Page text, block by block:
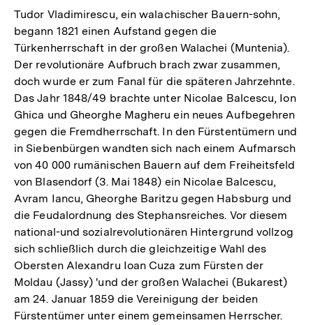
Tudor Vladimirescu, ein walachischer Bauern-sohn,
begann 1821 einen Aufstand gegen die
Türkenherrschaft in der großen Walachei (Muntenia).
Der revolutionäre Aufbruch brach zwar zusammen,
doch wurde er zum Fanal für die späteren Jahrzehnte.
Das Jahr 1848/49 brachte unter Nicolae Balcescu, Ion
Ghica und Gheorghe Magheru ein neues Aufbegehren
gegen die Fremdherrschaft. In den Fürstentümern und
in Siebenbürgen wandten sich nach einem Aufmarsch
von 40 000 rumänischen Bauern auf dem Freiheitsfeld
von Blasendorf (3. Mai 1848) ein Nicolae Balcescu,
Avram Iancu, Gheorghe Baritzu gegen Habsburg und
die Feudalordnung des Stephansreiches. Vor diesem
national-und sozialrevolutionären Hintergrund vollzog
sich schließlich durch die gleichzeitige Wahl des
Obersten Alexandru Ioan Cuza zum Fürsten der
Moldau (Jassy) 'und der großen Walachei (Bukarest)
am 24. Januar 1859 die Vereinigung der beiden
Fürstentümer unter einem gemeinsamen Herrscher.